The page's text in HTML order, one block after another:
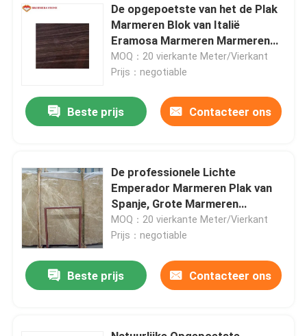
De opgepoetste van het de Plak
Marmeren Blok van Italië
Eramosa Marmeren Marmeren
Tempel voor Huis
MOQ：20 vierkante Meter/Vierkant
Prijs：negotiable
Beste prijs Contacteer ons
De professionele Lichte
Emperador Marmeren Plak van
Spanje, Grote Marmeren
Muurtegels
MOQ：20 vierkante Meter/Vierkant
Prijs：negotiable
Beste prijs Contacteer ons